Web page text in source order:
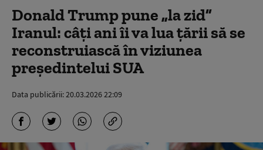
Donald Trump pune „la zid”
Iranul: câți ani îi va lua țării să se
reconstruiască în viziunea
președintelui SUA
Data publicării:20.03.2026 22:09